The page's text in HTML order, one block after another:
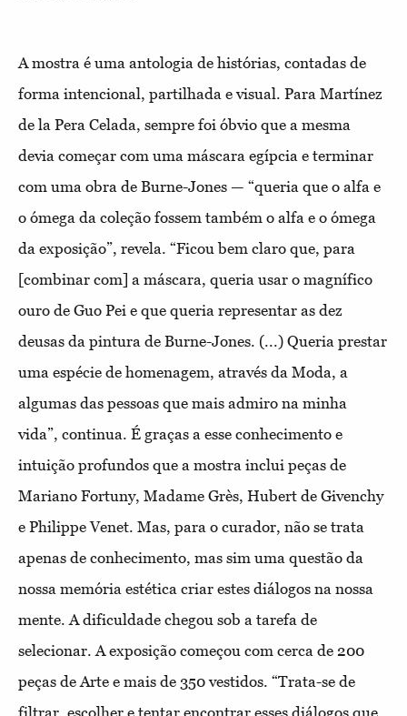
A mostra é uma antologia de histórias, contadas de
forma intencional, partilhada e visual. Para Martínez
de la Pera Celada, sempre foi óbvio que a mesma
devia começar com uma máscara egípcia e terminar
com uma obra de Burne-Jones — “queria que o alfa e
o ómega da coleção fossem também o alfa e o ómega
da exposição”, revela. “Ficou bem claro que, para
[combinar com] a máscara, queria usar o magnífico
ouro de Guo Pei e que queria representar as dez
deusas da pintura de Burne-Jones. (...) Queria prestar
uma espécie de homenagem, através da Moda, a
algumas das pessoas que mais admiro na minha
vida”, continua. É graças a esse conhecimento e
intuição profundos que a mostra inclui peças de
Mariano Fortuny, Madame Grès, Hubert de Givenchy
e Philippe Venet. Mas, para o curador, não se trata
apenas de conhecimento, mas sim uma questão da
nossa memória estética criar estes diálogos na nossa
mente. A dificuldade chegou sob a tarefa de
selecionar. A exposição começou com cerca de 200
peças de Arte e mais de 350 vestidos. “Trata-se de
filtrar, escolher e tentar encontrar esses diálogos que